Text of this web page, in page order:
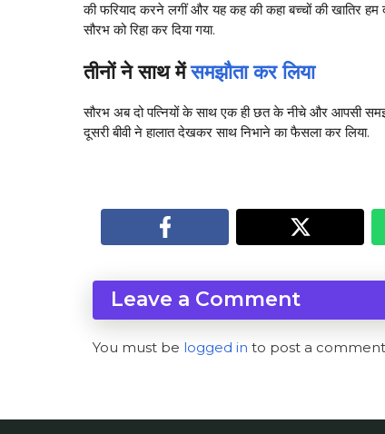
की फरियाद करने लगीं और यह कह की कहा बच्चों की खातिर हम
सौरभ को रिहा कर दिया गया.
तीनों ने साथ मेंसमझौता कर लिया
सौरभ अब दो पत्नियों के साथ एक ही छत के नीचे और आपसी
दूसरी बीवी ने हालात देखकर साथ निभाने का फैसला कर लिया.
Leave a Comment
You must be logged in to post a